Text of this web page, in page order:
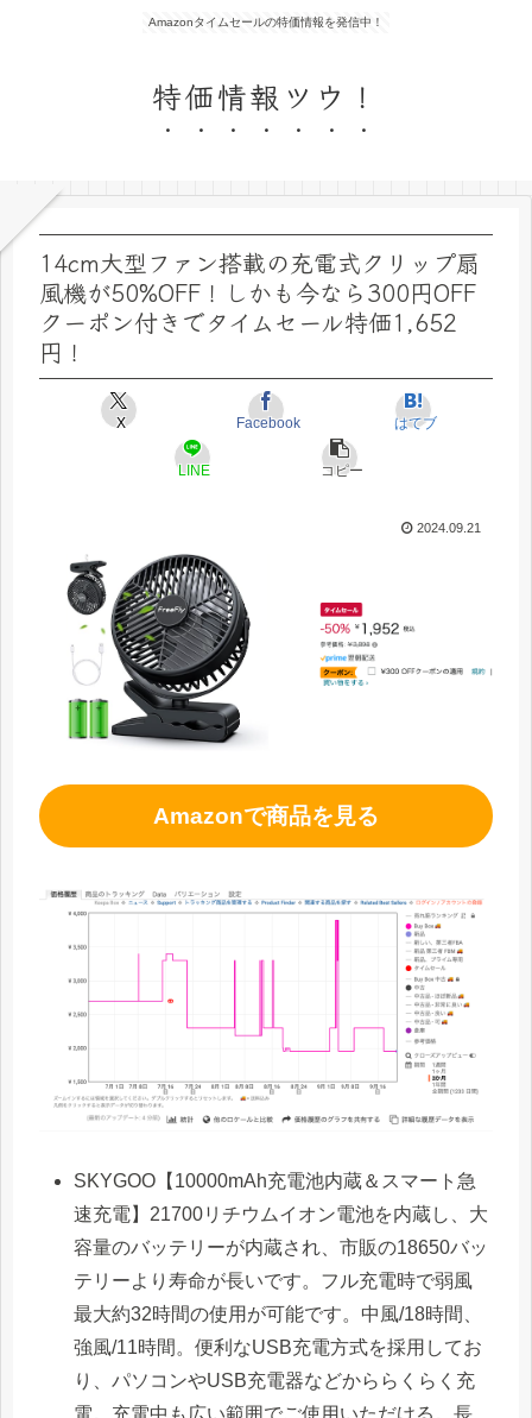
Amazonタイムセールの特価情報を発信中！
特価情報ツウ！
14cm大型ファン搭載の充電式クリップ扇
風機が50%OFF！しかも今なら300円OFF
クーポン付きでタイムセール特価1,652
円！
X Facebook はてブ
LINE コピー
2024.09.21
Amazonで商品を見る
SKYGOO【10000mAh充電池内蔵＆スマート急
速充電】21700リチウムイオン電池を内蔵し、大
容量のバッテリーが内蔵され、市販の18650バッ
テリーより寿命が長いです。フル充電時で弱風
最大約32時間の使用が可能です。中風/18時間、
強風/11時間。便利なUSB充電方式を採用してお
り、パソコンやUSB充電器などかららくらく充